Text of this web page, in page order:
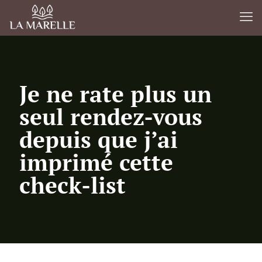
Je ne rate plus un
seul rendez-vous
depuis que j’ai
imprimé cette
check-list